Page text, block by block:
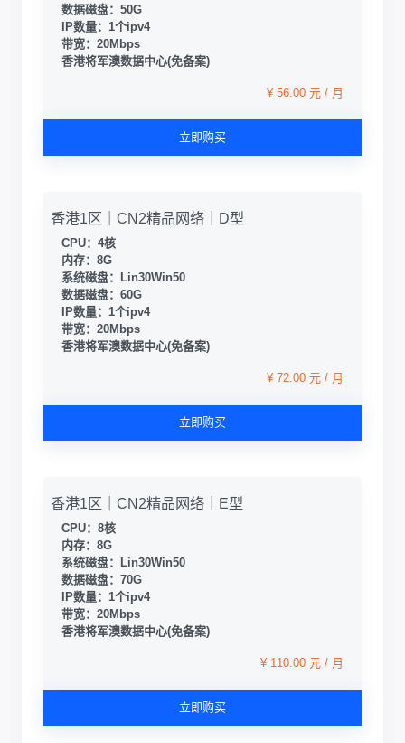
数据磁盘：50G
IP数量：1个ipv4
带宽：20Mbps
香港将军澳数据中心(免备案)
¥ 56.00 元 / 月
立即购买
香港1区｜CN2精品网络｜D型
CPU：4核
内存：8G
系统磁盘：Lin30Win50
数据磁盘：60G
IP数量：1个ipv4
带宽：20Mbps
香港将军澳数据中心(免备案)
¥ 72.00 元 / 月
立即购买
香港1区｜CN2精品网络｜E型
CPU：8核
内存：8G
系统磁盘：Lin30Win50
数据磁盘：70G
IP数量：1个ipv4
带宽：20Mbps
香港将军澳数据中心(免备案)
¥ 110.00 元 / 月
立即购买